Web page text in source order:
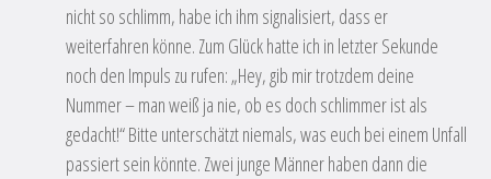
nicht so schlimm, habe ich ihm signalisiert, dass er
weiterfahren könne. Zum Glück hatte ich in letzter Sekunde
noch den Impuls zu rufen: „Hey, gib mir trotzdem deine
Nummer – man weiß ja nie, ob es doch schlimmer ist als
gedacht!“ Bitte unterschätzt niemals, was euch bei einem Unfall
passiert sein könnte. Zwei junge Männer haben dann die